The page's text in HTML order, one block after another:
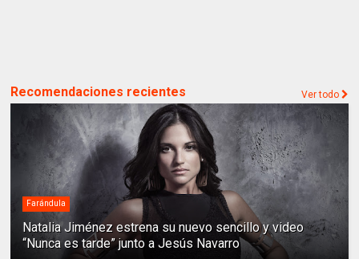
Recomendaciones recientes Ver todo
Farándula
Natalia Jiménez estrena su nuevo sencillo y video
“Nunca es tarde” junto a Jesús Navarro